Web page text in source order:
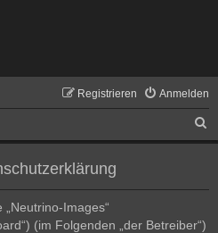
Anmelden
Registrieren
u
Images“
(im Folgenden „der Betreiber“)